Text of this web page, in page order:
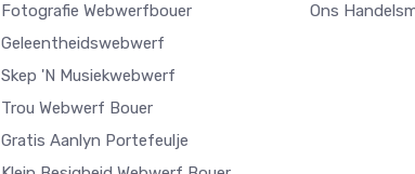
Fotografie Webwerfbouer
Geleentheidswebwerf
Skep 'n Musiekwebwerf
Trou Webwerf Bouer
Gratis Aanlyn Portefeulje
Ons